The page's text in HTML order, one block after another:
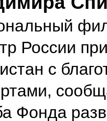
России
с
Фонда